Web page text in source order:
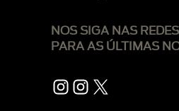
NOS SIGA NAS
PARA AS ÚLTIMAS
Instagram
Instagram
X